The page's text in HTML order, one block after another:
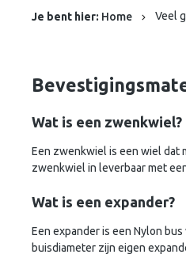
Je bent hier: Home Veel
Wat is een zwenkwiel?
Een zwenkwiel is een wiel dat
zwenkwiel in leverbaar met
Wat is een expander?
Een expander is een Nylon
buisdiameter zijn eigen